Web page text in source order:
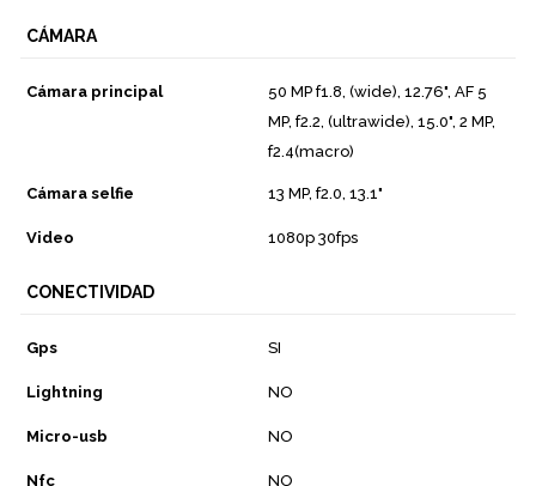
CÁMARA
Cámara principal
50 MP f1.8, (wide), 12.76", AF 5
MP, f2.2, (ultrawide), 15.0", 2 MP,
f2.4(macro)
Cámara selfie 13 MP, f2.0, 13.1"
Video 1080p 30fps
CONECTIVIDAD
Gps SI
Lightning NO
Micro-usb NO
Nfc NO